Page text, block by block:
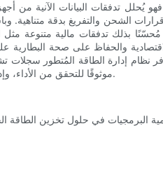
الشحن والتفريغ بدقة متناهية.
مُحسّنًا بذلك تدفقات مالية متنوعة
والحفاظ على صحة
نظام إدارة الطاقة المُتطور
موثوقًا للتحقق من الأداء، وإدارة المخاطر، وإعداد التقارير لأصحاب المصلحة.